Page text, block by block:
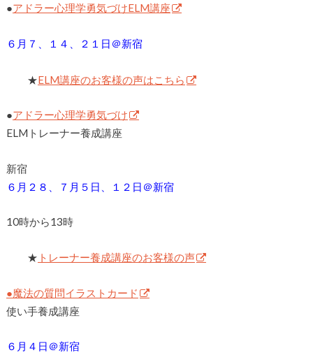
●アドラー心理学勇気づけELM講座
６月７、１４、２１日＠新宿
★ELM講座のお客様の声はこちら
●アドラー心理学勇気づけ
ELMトレーナー養成講座
新宿
６月２８、７月５日、１２日＠新宿
10時から13時
★ トレーナー養成講座のお客様の声
●魔法の質問イラストカード
使い手養成講座
６月４日＠新宿